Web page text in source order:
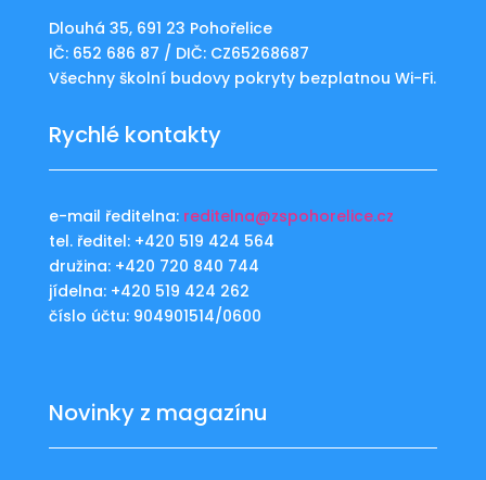
Dlouhá 35, 691 23 Pohořelice
IČ: 652 686 87 / DIČ: CZ65268687
Všechny školní budovy pokryty bezplatnou Wi-Fi.
Rychlé kontakty
e-mail ředitelna: reditelna@zspohorelice.cz
tel. ředitel: +420 519 424 564
družina: +420 720 840 744
jídelna: +420 519 424 262
číslo účtu: 904901514/0600
Novinky z magazínu